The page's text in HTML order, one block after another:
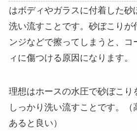
はボディやガラスに付着した砂
洗い流すことです。砂ぼこりが
ンジなどで擦ってしまうと、コ
ィに傷つける原因になります。
理想はホースの水圧で砂ぼこり
しっかり洗い流すことです。（
あると良い）